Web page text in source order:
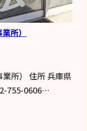
所）
所） 住所 兵庫県
755-0606…